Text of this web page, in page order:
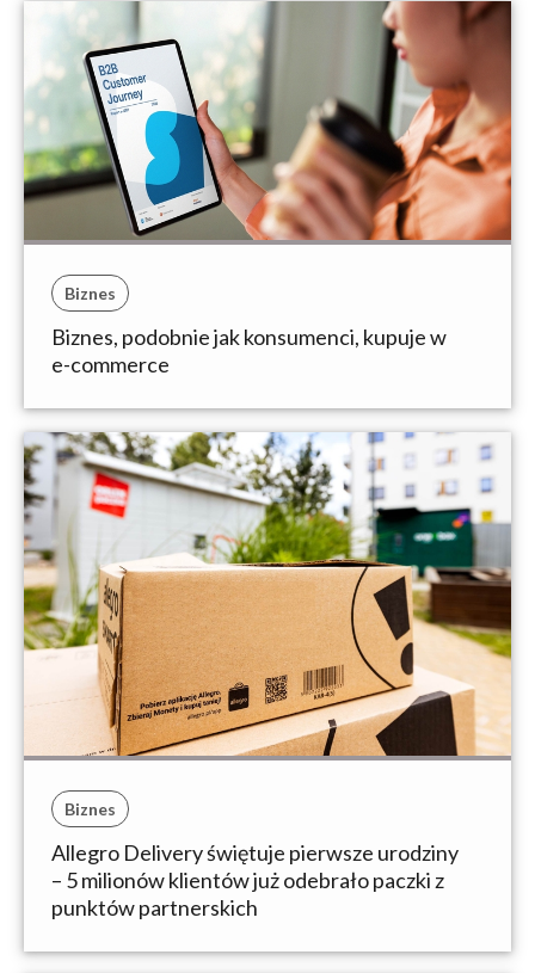
Biznes
Biznes, podobnie jak konsumenci, kupuje w
e-commerce
Biznes
Allegro Delivery świętuje pierwsze urodziny
– 5 milionów klientów już odebrało paczki z
punktów partnerskich